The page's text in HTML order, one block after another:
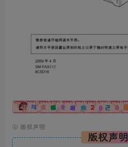
广告
© 版权声明
版权声明